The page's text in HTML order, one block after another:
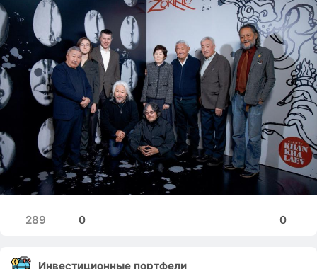
0
289 0
Инвестиционные портфели